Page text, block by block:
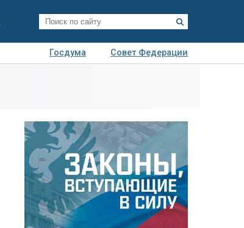
Госдума
Совет Федерации